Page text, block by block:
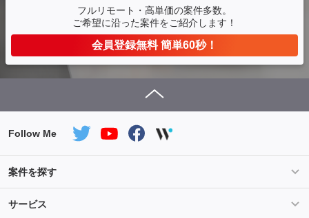
フルリモート・高単価の案件多数。
ご希望に沿った案件をご紹介します！
会員登録無料 簡単60秒！
Follow Me
案件を探す
条件を指定して案件を探す
サービス